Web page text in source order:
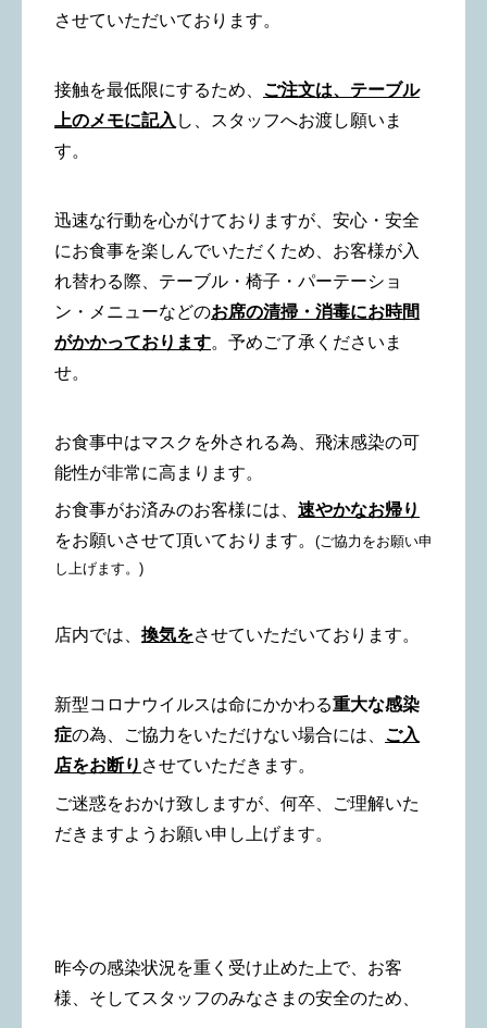
させていただいております。
接触を最低限にするため、 ご注文は、テーブル
上のメモに記入 し、スタッフへお渡し願いま
す。
迅速な行動を心がけておりますが、安心・安全
にお食事を楽しんでいただくため、お客様が入
れ替わる際、テーブル・椅子・パーテーショ
ン・メニューなどのお席の清掃・消毒にお時間
がかかっております。 予めご了承くださいま
せ。
お食事中はマスクを外される為、飛沫感染の可
能性が非常に高まります。
お食事がお済みのお客様には、 速やかなお帰り
をお願いさせて頂いております。 (ご協力をお願い申
し上げます。)
店内では、 換気をさせていただいております。
新型コロナウイルスは命にかかわる重大な感染
症の為、 ご協力をいただけない場合には、 ご入
店をお断り させていただきます。
ご迷惑をおかけ致しますが、何卒、ご理解いた
だきますようお願い申し上げます。
昨今の感染状況を重く受け止めた上で、お客
様、そしてスタッフのみなさまの安全のため、